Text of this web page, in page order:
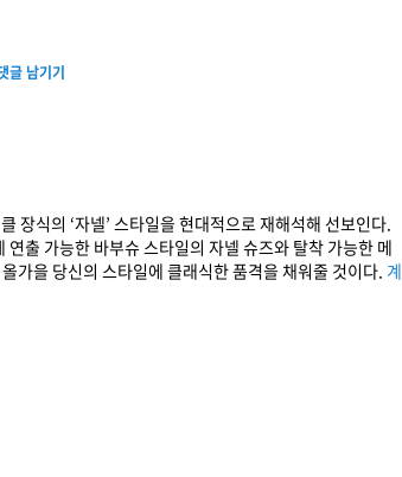
글 남기기
장식의 ‘자넬’ 스타일을 현대적으로 재해석해 선보인다.
출 가능한 바부슈 스타일의 자넬 슈즈와 탈착 가능한 메
가을 당신의 스타일에 클래식한 품격을 채워줄 것이다. 계